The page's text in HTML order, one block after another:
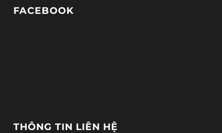
FACEBOOK
THÔNG TIN LIÊN HỆ